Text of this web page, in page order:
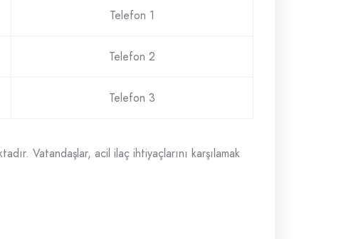
Telefon 1
Telefon 2
Telefon 3
Vatandaşlar, acil ilaç ihtiyaçlarını karşılamak